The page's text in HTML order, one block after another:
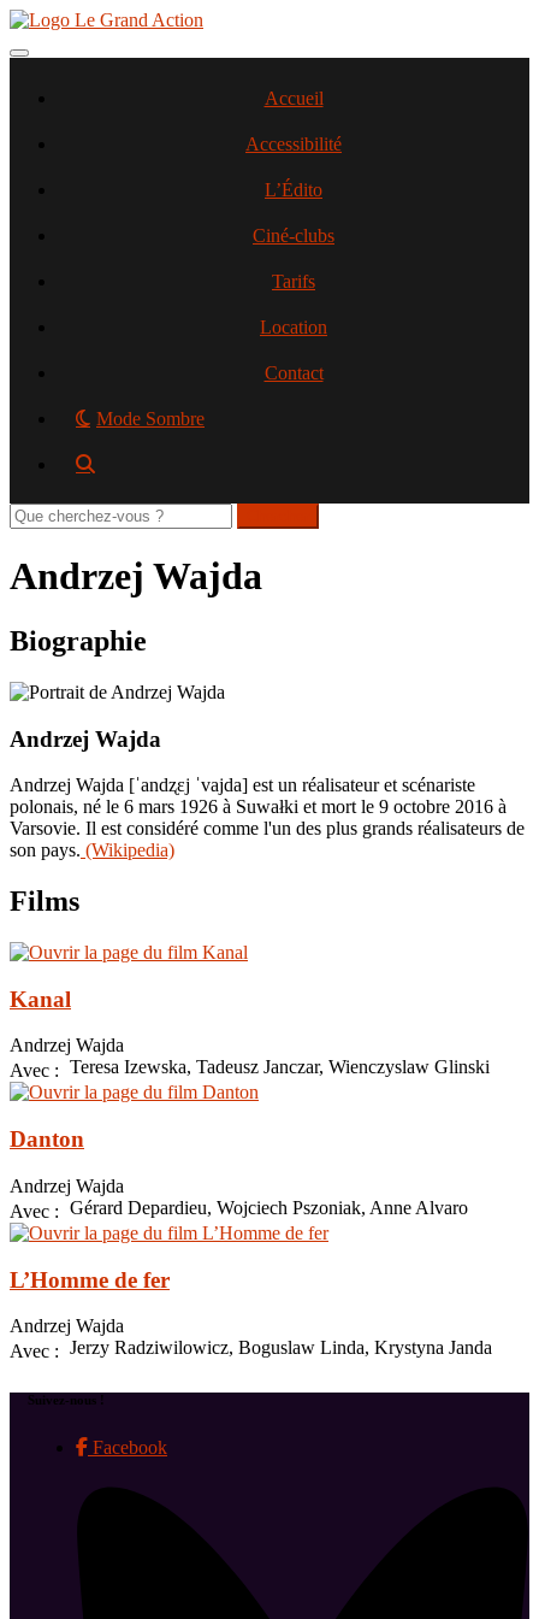
Aller
contenu
Toggle navigation
Accueil
Accessibilité
L’Édito
Ciné-clubs
Tarifs
Location
Contact
Mode Sombre
Rechercher
sur
site
Andrzej Wajda
Biographie
Andrzej Wajda
Andrzej Wajda [ˈandʐɛj ˈvajda] est un réalisateur et scénariste
polonais, né le 6 mars 1926 à Suwałki et mort le 9 octobre 2016 à
Varsovie. Il est considéré comme l'un des plus grands réalisateurs de
son pays. (Wikipedia)
Films
Kanal
Andrzej Wajda
Avec : Teresa Izewska, Tadeusz Janczar, Wienczyslaw Glinski
Danton
Andrzej Wajda
Avec : Gérard Depardieu, Wojciech Pszoniak, Anne Alvaro
L’Homme de fer
Andrzej Wajda
Avec : Jerzy Radziwilowicz, Boguslaw Linda, Krystyna Janda
Suivez-nous !
Facebook